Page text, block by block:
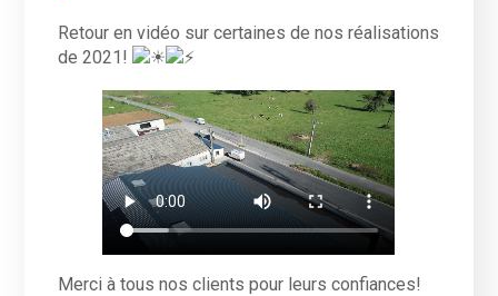
Retour en vidéo sur certaines de nos réalisations
de 2021!
Merci à tous nos clients pour leurs confiances!